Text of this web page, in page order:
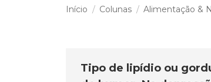
Você está aqui:
Início Colunas Alimentação &
Tipo de lipídio ou